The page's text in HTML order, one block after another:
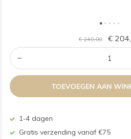
€ 240,00 €
TOEVOEGEN AAN
1-4 dagen
Gratis verzending vanaf €75